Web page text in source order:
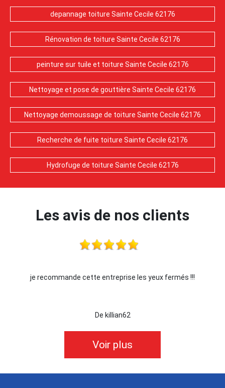
depannage toiture Sainte Cecile 62176
Rénovation de toiture Sainte Cecile 62176
peinture sur tuile et toiture Sainte Cecile 62176
Nettoyage et pose de gouttière Sainte Cecile 62176
Nettoyage demoussage de toiture Sainte Cecile 62176
Recherche de fuite toiture Sainte Cecile 62176
Hydrofuge de toiture Sainte Cecile 62176
Les avis de nos clients
cette entreprise les yeux fermés !!!
Voir plus